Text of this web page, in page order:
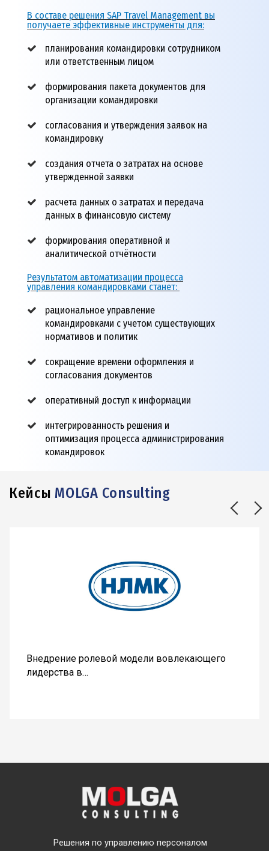
В составе решения SAP Travel Management вы
получаете эффективные инструменты для:
планирования командировки сотрудником
или ответственным лицом
формирования пакета документов для
организации командировки
согласования и утверждения заявок на
командировку
создания отчета о затратах на основе
утвержденной заявки
расчета данных о затратах и передача
данных в финансовую систему
формирования оперативной и
аналитической отчётности
Результатом автоматизации процесса
управления командировками станет:
рациональное управление
командировками с учетом существующих
нормативов и политик
сокращение времени оформления и
согласования документов
оперативный доступ к информации
интегрированность решения и
оптимизация процесса администрирования
командировок
КейсыMOLGA Consulting
Внедрение ролевой модели вовлекающего
лидерства в…
Решения по управлению персоналом